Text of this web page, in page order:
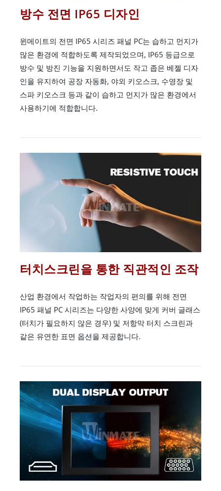
방수 전면 IP65 디자인
윈메이트의 전면 IP65 시리즈 패널 PC는 습하고 먼지가
많은 환경에 적합하도록 제작되었으며, IP65 등급으로
방수 및 방진 기능을 지원하면서도 작고 좁은 베젤 디자
인을 유지하여 공장 자동화, 야외 키오스크, 수영장 및
스파 키오스크 등과 같이 습하고 먼지가 많은 환경에서
사용하기에 적합합니다.
터치스크린을 통한 직관적인 조작
산업 환경에서 작업하는 작업자의 편의를 위해 전면
IP65 패널 PC 시리즈는 다양한 사양에 맞게 커버 글래스
(터치가 필요하지 않은 경우) 및 저항막 터치 스크린과
같은 유연한 표면 옵션을 제공합니다.